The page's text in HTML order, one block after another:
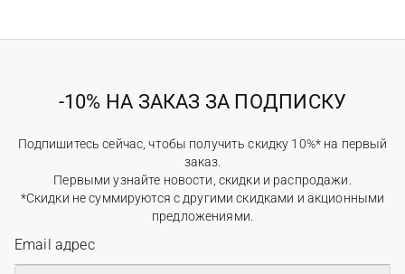
-10% НА ЗАКАЗ ЗА ПОДПИСКУ
Подпишитесь сейчас, чтобы получить скидку 10%* на первый
заказ.
Первыми узнайте новости, скидки и распродажи.
*Скидки не суммируются с другими скидками и акционными
предложениями.